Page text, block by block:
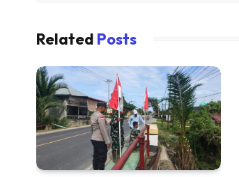
Related Posts